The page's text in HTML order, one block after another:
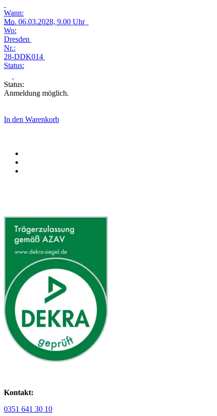
Wann:
Mo. 06.03.2028, 9.00 Uhr
Wo:
Dresden
Nr.:
28-DDK014
Status:
Status:
Anmeldung möglich.
In den Warenkorb
Kontakt:
0351 641 30 10